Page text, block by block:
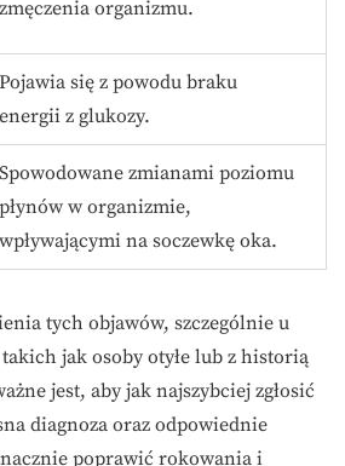
zmęczenia organizmu.
Pojawia się z powodu braku
energii z glukozy.
Spowodowane zmianami poziomu
płynów w organizmie,
wpływającymi na soczewkę oka.
tych objawów, szczególnie u
jak osoby otyłe lub z historią
jest, aby jak najszybciej zgłosić
diagnoza oraz odpowiednie
poprawić rokowania i